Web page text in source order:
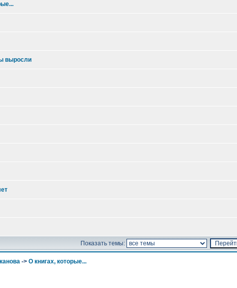
выросли
Показать темы:
-> О книгах, которые...